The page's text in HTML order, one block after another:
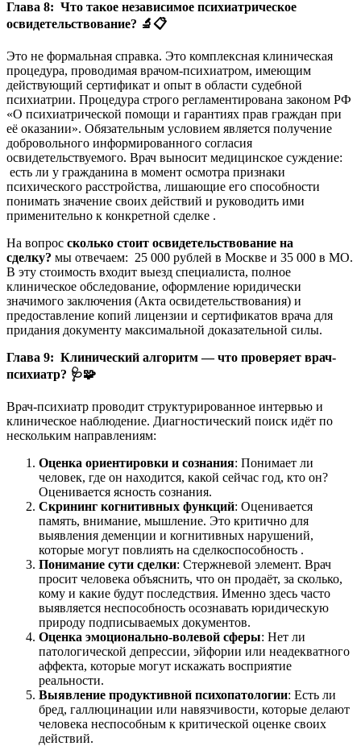
Глава 8: Что такое независимое психиатрическое
освидетельствование? 🔬📋
Это не формальная справка. Это комплексная клиническая
процедура, проводимая врачом-психиатром, имеющим
действующий сертификат и опыт в области судебной
психиатрии. Процедура строго регламентирована законом РФ
«О психиатрической помощи и гарантиях прав граждан при
её оказании». Обязательным условием является получение
добровольного информированного согласия
освидетельствуемого. Врач выносит медицинское суждение:
есть ли у гражданина в момент осмотра признаки
психического расстройства, лишающие его способности
понимать значение своих действий и руководить ими
применительно к конкретной сделке .
На вопрос сколько стоит освидетельствование на
сделку? мы отвечаем: 25 000 рублей в Москве и 35 000 в МО.
В эту стоимость входит выезд специалиста, полное
клиническое обследование, оформление юридически
значимого заключения (Акта освидетельствования) и
предоставление копий лицензии и сертификатов врача для
придания документу максимальной доказательной силы.
Глава 9: Клинический алгоритм — что проверяет врач-
психиатр? 🩺🧩
Врач-психиатр проводит структурированное интервью и
клиническое наблюдение. Диагностический поиск идёт по
нескольким направлениям:
Оценка ориентировки и сознания: Понимает ли
человек, где он находится, какой сейчас год, кто он?
Оценивается ясность сознания.
Скрининг когнитивных функций: Оценивается
память, внимание, мышление. Это критично для
выявления деменции и когнитивных нарушений,
которые могут повлиять на сделкоспособность .
Понимание сути сделки: Стержневой элемент. Врач
просит человека объяснить, что он продаёт, за сколько,
кому и какие будут последствия. Именно здесь часто
выявляется неспособность осознавать юридическую
природу подписываемых документов.
Оценка эмоционально-волевой сферы: Нет ли
патологической депрессии, эйфории или неадекватного
аффекта, которые могут искажать восприятие
реальности.
Выявление продуктивной психопатологии: Есть ли
бред, галлюцинации или навязчивости, которые делают
человека неспособным к критической оценке своих
действий.